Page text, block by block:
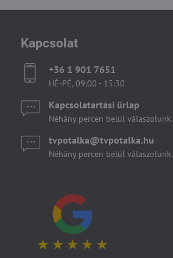
Kapcsolat
+36 1 901 7651
HÉ-PÉ, 09:00 - 15:30
Kapcsolatartási űrlap
Néhány percen belül válaszolunk.
tvpotalka​@tvpotalka​.hu
Néhány percen belül válaszolunk.